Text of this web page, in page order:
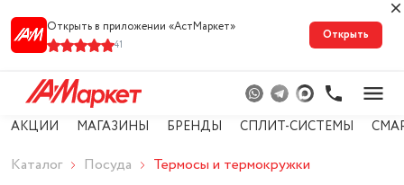
Открыть в приложении «АстМарке‪т‬»
41
Открыть
АКЦИИ МАГАЗИНЫ БРЕНДЫ СПЛИТ-СИСТЕМЫ
Каталог Посуда Термосы и термокружки